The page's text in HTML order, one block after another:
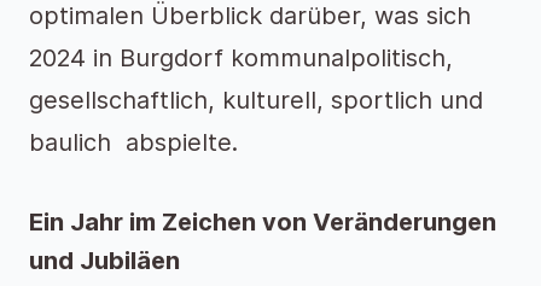
optimalen Überblick darüber, was sich
2024 in Burgdorf kommunalpolitisch,
gesellschaftlich, kulturell, sportlich und
baulich abspielte.
Ein Jahr im Zeichen von Veränderungen
und Jubiläen